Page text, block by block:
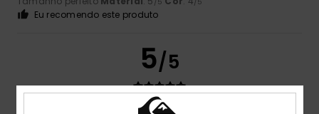
Eu recomendo este produto
5/5